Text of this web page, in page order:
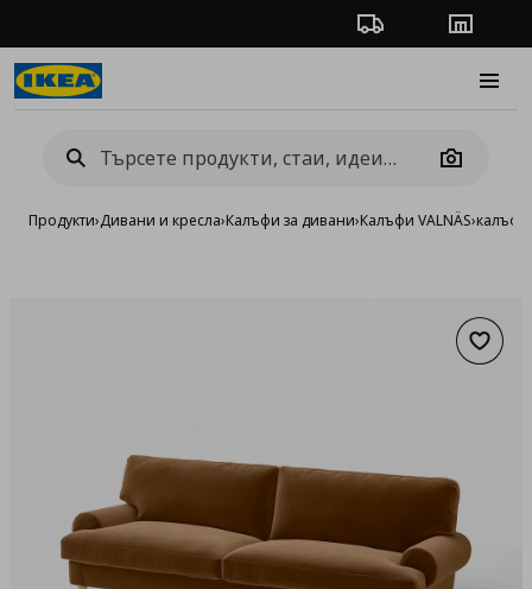
Проследяване на
Camera
Продукти›Дивани и кресла›Калъфи за дивани›Калъфи VALNÄS›калъф